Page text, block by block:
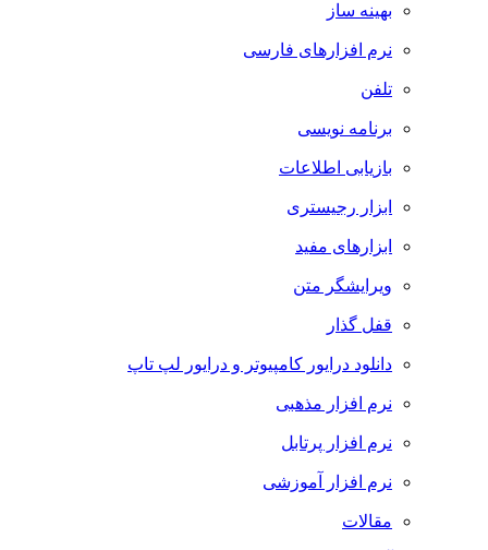
بهینه ساز
نرم افزارهای فارسی
تلفن
برنامه نویسی
بازیابی اطلاعات
ابزار رجیستری
ابزارهای مفید
ویرایشگر متن
قفل گذار
دانلود درایور کامپیوتر و درایور لپ تاپ
نرم افزار مذهبی
نرم افزار پرتابل
نرم افزار آموزشی
مقالات